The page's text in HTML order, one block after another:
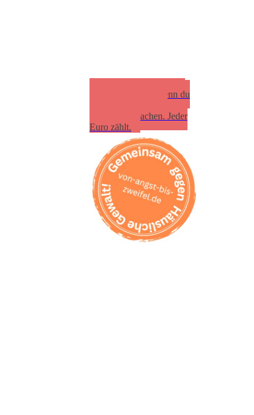
"freieweiber.de", wenn du
sichtbar zu machen. Jeder
Euro zählt.